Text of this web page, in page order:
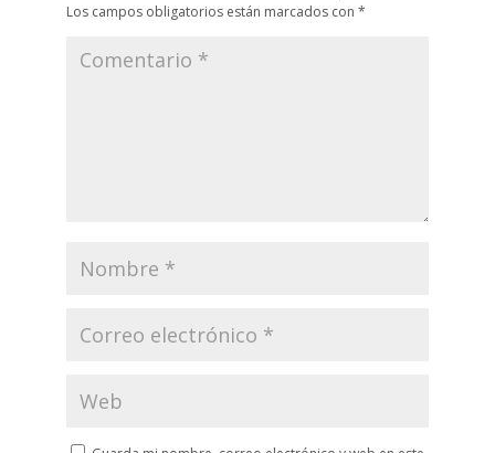
Los campos obligatorios están marcados con *